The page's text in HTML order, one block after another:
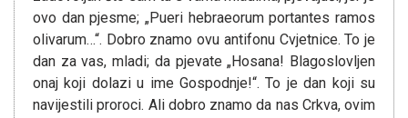
ovo dan pjesme; „Pueri hebraeorum portantes ramos
olivarum…“. Dobro znamo ovu antifonu Cvjetnice. To je
dan za vas, mladi; da pjevate „Hosana! Blagoslovljen
onaj koji dolazi u ime Gospodnje!“. To je dan koji su
navijestili proroci. Ali dobro znamo da nas Crkva, ovim